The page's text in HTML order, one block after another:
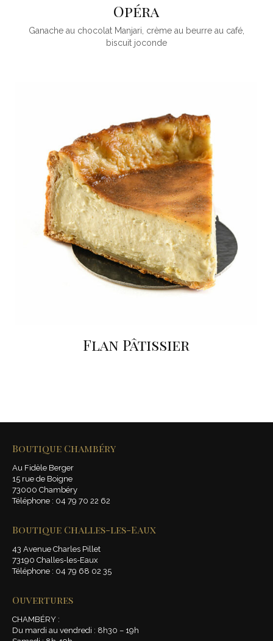
Opéra
Ganache au chocolat Manjari, crème au beurre au café,
biscuit joconde
Flan Pâtissier
Boutique Chambéry
Au Fidèle Berger
15 rue de Boigne
73000 Chambéry
Téléphone : 04 79 70 22 62
Boutique Challes-les-Eaux
43 Avenue Charles Pillet
73190 Challes-les-Eaux
Téléphone : 04 79 68 02 35
Ouvertures
CHAMBÉRY :
Du mardi au vendredi : 8h30 – 19h